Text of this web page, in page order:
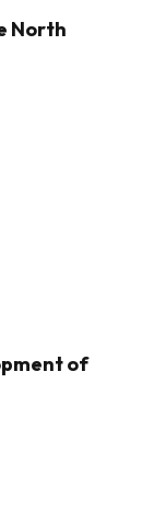
North
of